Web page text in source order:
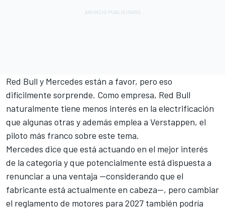
Red Bull y Mercedes están a favor, pero eso
difícilmente sorprende. Como empresa, Red Bull
naturalmente tiene menos interés en la electrificación
que algunas otras y además emplea a Verstappen, el
piloto más franco sobre este tema.
Mercedes dice que está actuando en el mejor interés
de la categoría y que potencialmente está dispuesta a
renunciar a una ventaja —considerando que el
fabricante está actualmente en cabeza—, pero cambiar
el reglamento de motores para 2027 también podría